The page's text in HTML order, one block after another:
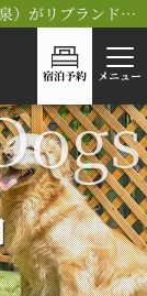
リブマックスリゾート讃岐塩江温泉（旧さぬき温泉）がリブランドOPEN！
宿泊予約 メニュー